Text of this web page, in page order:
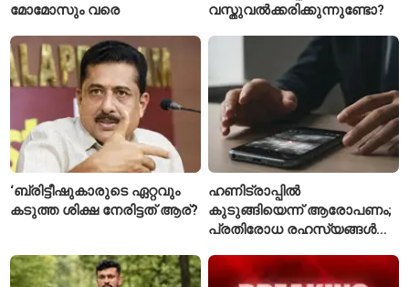
മോമോസും വരെ
വസ്തുവൽക്കരിക്കുന്നുണ്ടോ?
‘ബ്രിട്ടീഷുകാരുടെ ഏറ്റവും
കടുത്ത ശിക്ഷ നേരിട്ടത് ആര്?
ഹണിട്രാപ്പിൽ
കുടുങ്ങിയെന്ന് ആരോപണം;
പ്രതിരോധ രഹസ്യങ്ങൾ
വിങ് കമാൻഡർ അറസ്റ്റിൽ